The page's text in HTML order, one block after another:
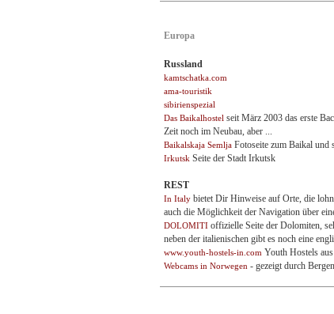
Europa
Russland
kamtschatka.com
ama-touristik
sibirienspezial
Das Baikalhostel seit März 2003 das erste
Zeit noch im Neubau, aber ...
Baikalskaja Semlja Fotoseite zum Baikal und
Irkutsk Seite der Stadt Irkutsk
REST
In Italy bietet Dir Hinweise auf Orte, die
auch die Möglichkeit der Navigation über
DOLOMITI offizielle Seite der Dolomiten,
neben der italienischen gibt es noch eine
www.youth-hostels-in.com Youth Hostels
Webcams in Norwegen - gezeigt durch